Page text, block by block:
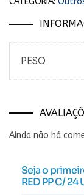
PESO
Ainda não há
Seja o
RED PP C/ 24